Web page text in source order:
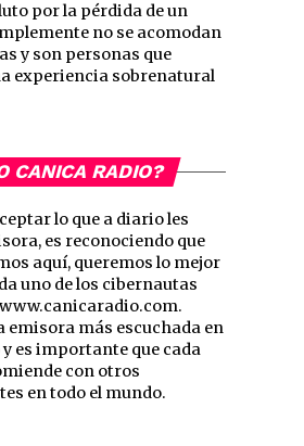
por la pérdida de un
no se acomodan
y son personas que
experiencia sobrenatural
CANICA RADIO?
lo que a diario les
es reconociendo que
aquí, queremos lo mejor
uno de los cibernautas
emisora más escuchada en
es importante que cada
con otros
en todo el mundo.